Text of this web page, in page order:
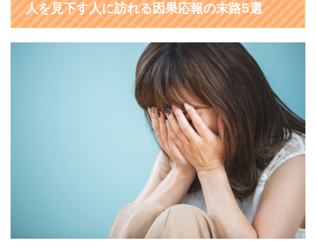
人を見下す人に訪れる因果応報の末路5選